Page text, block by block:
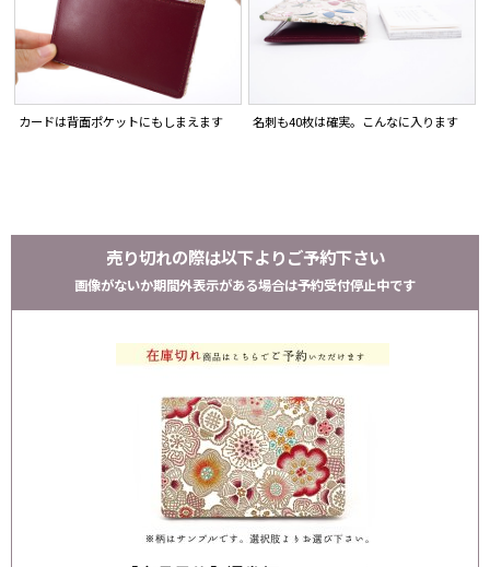
カードは背面ポケットにもしまえます 名刺も40枚は確実。こんなに入ります
売り切れの際は以下よりご予約下さい
画像がないか期間外表示がある場合は予約受付停止中です